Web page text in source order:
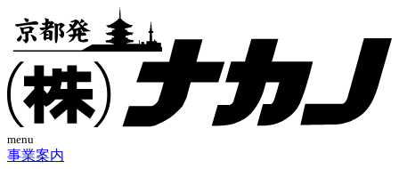
menu
事業案内